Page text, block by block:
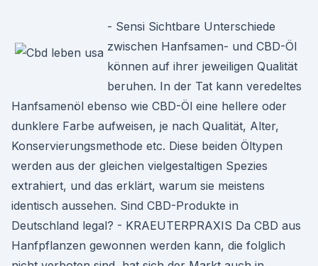
- Sensi Sichtbare Unterschiede
zwischen Hanfsamen- und CBD-Öl
können auf ihrer jeweiligen Qualität
beruhen. In der Tat kann veredeltes
Hanfsamenöl ebenso wie CBD-Öl eine hellere oder
dunklere Farbe aufweisen, je nach Qualität, Alter,
Konservierungsmethode etc. Diese beiden Öltypen
werden aus der gleichen vielgestaltigen Spezies
extrahiert, und das erklärt, warum sie meistens
identisch aussehen. Sind CBD-Produkte in
Deutschland legal? - KRAEUTERPRAXIS Da CBD aus
Hanfpflanzen gewonnen werden kann, die folglich